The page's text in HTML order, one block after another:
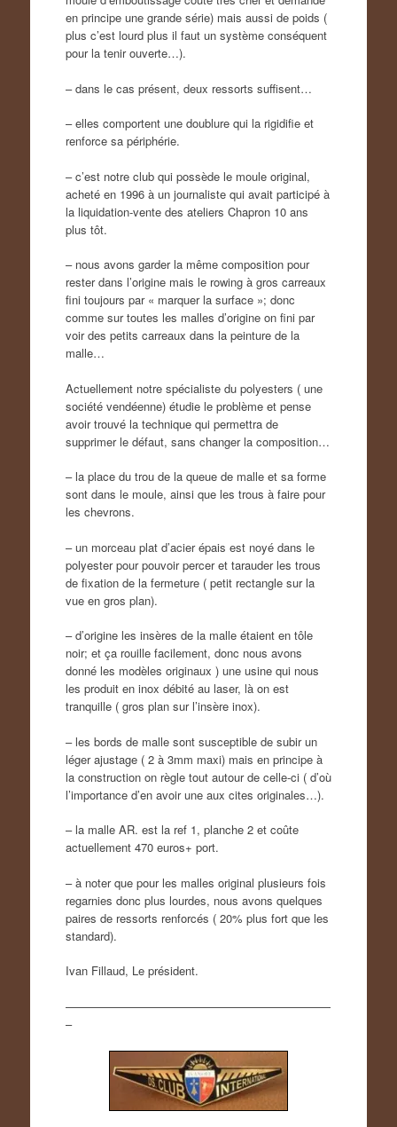
en principe une grande série) mais aussi de poids (
plus c’est lourd plus il faut un système conséquent
pour la tenir ouverte…).
– dans le cas présent, deux ressorts suffisent…
– elles comportent une doublure qui la rigidifie et
renforce sa périphérie.
– c’est notre club qui possède le moule original,
acheté en 1996 à un journaliste qui avait participé à
la liquidation-vente des ateliers Chapron 10 ans
plus tôt.
– nous avons garder la même composition pour
rester dans l’origine mais le rowing à gros carreaux
fini toujours par « marquer la surface »; donc
comme sur toutes les malles d’origine on fini par
voir des petits carreaux dans la peinture de la
malle…
Actuellement notre spécialiste du polyesters ( une
société vendéenne) étudie le problème et pense
avoir trouvé la technique qui permettra de
supprimer le défaut, sans changer la composition…
– la place du trou de la queue de malle et sa forme
sont dans le moule, ainsi que les trous à faire pour
les chevrons.
– un morceau plat d’acier épais est noyé dans le
polyester pour pouvoir percer et tarauder les trous
de fixation de la fermeture ( petit rectangle sur la
vue en gros plan).
– d’origine les insères de la malle étaient en tôle
noir; et ça rouille facilement, donc nous avons
donné les modèles originaux ) une usine qui nous
les produit en inox débité au laser, là on est
tranquille ( gros plan sur l’insère inox).
– les bords de malle sont susceptible de subir un
léger ajustage ( 2 à 3mm maxi) mais en principe à
la construction on règle tout autour de celle-ci ( d’où
l’importance d’en avoir une aux cites originales…).
– la malle AR. est la ref 1, planche 2 et coûte
actuellement 470 euros+ port.
– à noter que pour les malles original plusieurs fois
regarnies donc plus lourdes, nous avons quelques
paires de ressorts renforcés ( 20% plus fort que les
standard).
Ivan Fillaud, Le président.
———————————————————————
–